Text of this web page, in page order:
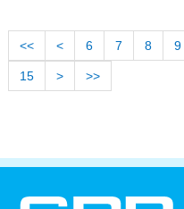
<< < 6 7 8 9
15 > >>